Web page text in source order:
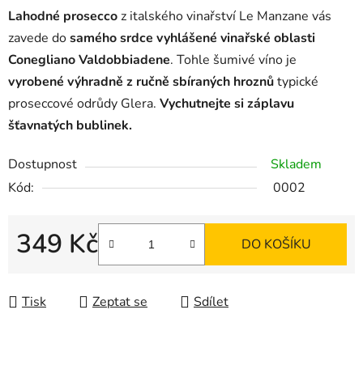
Lahodné proseccoz italského vinařství Le Manzane vás
zavede dosamého srdce vyhlášené vinařské oblasti
Conegliano Valdobbiadene. Tohle šumivé víno je
vyrobené výhradně z ručně sbíraných hroznůtypické
proseccové odrůdy Glera. Vychutnejte si záplavu
šťavnatých bublinek.
Dostupnost
Skladem
Kód:
0002
349 Kč DO KOŠÍKU
Tisk Zeptat se Sdílet